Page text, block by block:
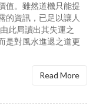
值。雖然道機只能提
的資訊，已足以讓人
此局讀出其失運之
是對風水進退之道更
Read More